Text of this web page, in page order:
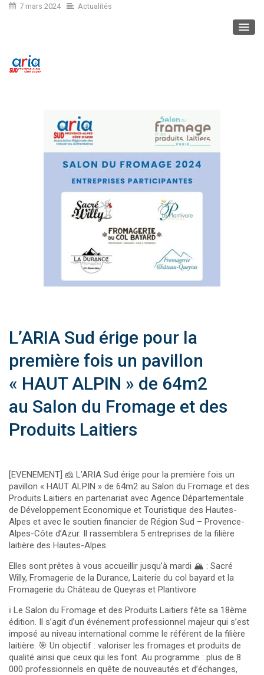
7 mars 2024 Actualités
L’ARIA Sud érige pour la
première fois un pavillon
« HAUT ALPIN » de 64m2
au Salon du Fromage et des
Produits Laitiers
[EVENEMENT] 🧀 L’ARIA Sud érige pour la première fois un
pavillon « HAUT ALPIN » de 64m2 au Salon du Fromage et des
Produits Laitiers en partenariat avec Agence Départementale
de Développement Economique et Touristique des Hautes-
Alpes et avec le soutien financier de Région Sud – Provence-
Alpes-Côte d’Azur. Il rassemblera 5 entreprises de la filière
laitière des Hautes-Alpes.
Elles sont prêtes à vous accueillir jusqu’à mardi 🏔️ : Sacré
Willy, Fromagerie de la Durance, Laiterie du col bayard et la
Fromagerie du Château de Queyras et Plantivore
ℹ️ Le Salon du Fromage et des Produits Laitiers fête sa 18ème
édition. Il s’agit d’un événement professionnel majeur qui s’est
imposé au niveau international comme le référent de la filière
laitière. 🎯 Un objectif : valoriser les fromages et produits de
qualité ainsi que ceux qui les font. Au programme : plus de 8
000 professionnels en quête de nouveautés et d’échanges,